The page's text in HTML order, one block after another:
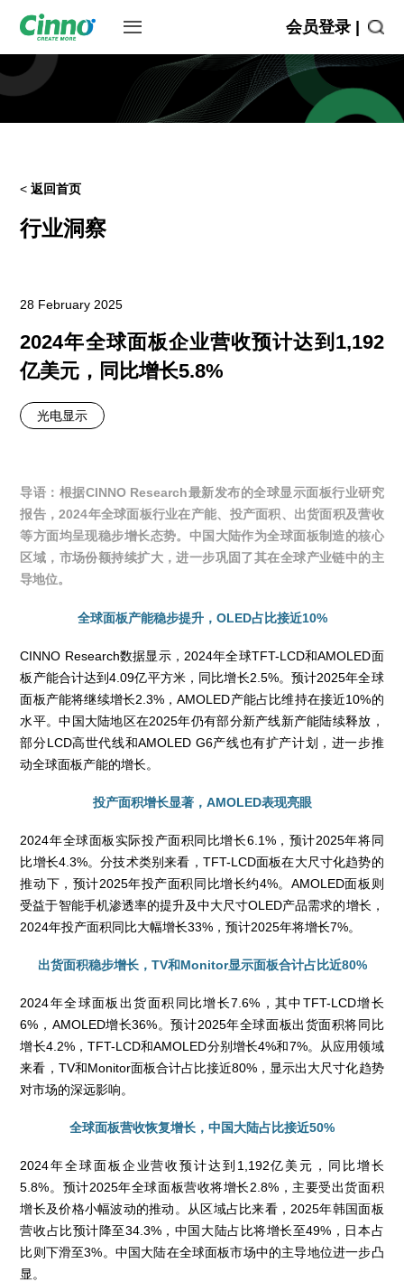
会员登录 |
<返回首页
行业洞察
28 February 2025
2024年全球面板企业营收预计达到1,192
亿美元，同比增长5.8%
光电显示
导语：根据CINNO Research最新发布的全球显示面板行业研究
报告，2024年全球面板行业在产能、投产面积、出货面积及营收
等方面均呈现稳步增长态势。中国大陆作为全球面板制造的核心
区域，市场份额持续扩大，进一步巩固了其在全球产业链中的主
导地位。
全球面板产能稳步提升，OLED占比接近10%
CINNO Research数据显示，2024年全球TFT-LCD和AMOLED面
板产能合计达到4.09亿平方米，同比增长2.5%。预计2025年全球
面板产能将继续增长2.3%，AMOLED产能占比维持在接近10%的
水平。中国大陆地区在2025年仍有部分新产线新产能陆续释放，
部分LCD高世代线和AMOLED G6产线也有扩产计划，进一步推
动全球面板产能的增长。
投产面积增长显著，AMOLED表现亮眼
2024年全球面板实际投产面积同比增长6.1%，预计2025年将同
比增长4.3%。分技术类别来看，TFT-LCD面板在大尺寸化趋势的
推动下，预计2025年投产面积同比增长约4%。AMOLED面板则
受益于智能手机渗透率的提升及中大尺寸OLED产品需求的增长，
2024年投产面积同比大幅增长33%，预计2025年将增长7%。
出货面积稳步增长，TV和Monitor显示面板合计占比近80%
2024年全球面板出货面积同比增长7.6%，其中TFT-LCD增长
6%，AMOLED增长36%。预计2025年全球面板出货面积将同比
增长4.2%，TFT-LCD和AMOLED分别增长4%和7%。从应用领域
来看，TV和Monitor面板合计占比接近80%，显示出大尺寸化趋势
对市场的深远影响。
全球面板营收恢复增长，中国大陆占比接近50%
2024年全球面板企业营收预计达到1,192亿美元，同比增长
5.8%。预计2025年全球面板营收将增长2.8%，主要受出货面积
增长及价格小幅波动的推动。从区域占比来看，2025年韩国面板
营收占比预计降至34.3%，中国大陆占比将增长至49%，日本占
比则下滑至3%。中国大陆在全球面板市场中的主导地位进一步凸
显。